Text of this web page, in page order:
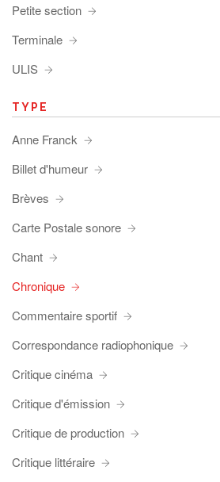
Petite section
Terminale
ULIS
TYPE
Anne Franck
Billet d'humeur
Brèves
Carte Postale sonore
Chant
Chronique
Commentaire sportif
Correspondance radiophonique
Critique cinéma
Critique d'émission
Critique de production
Critique littéraire